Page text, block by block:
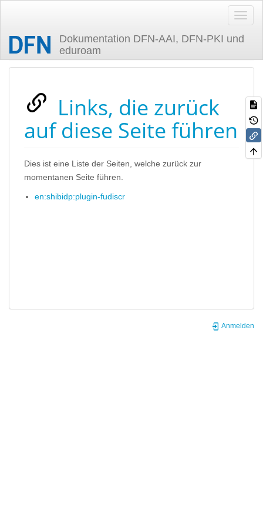
Dokumentation DFN-AAI, DFN-PKI und
eduroam
Zuletzt angesehen
Links, die zurück
auf diese Seite führen
Dies ist eine Liste der Seiten, welche zurück zur
momentanen Seite führen.
en:shibidp:plugin-fudiscr
Anmelden